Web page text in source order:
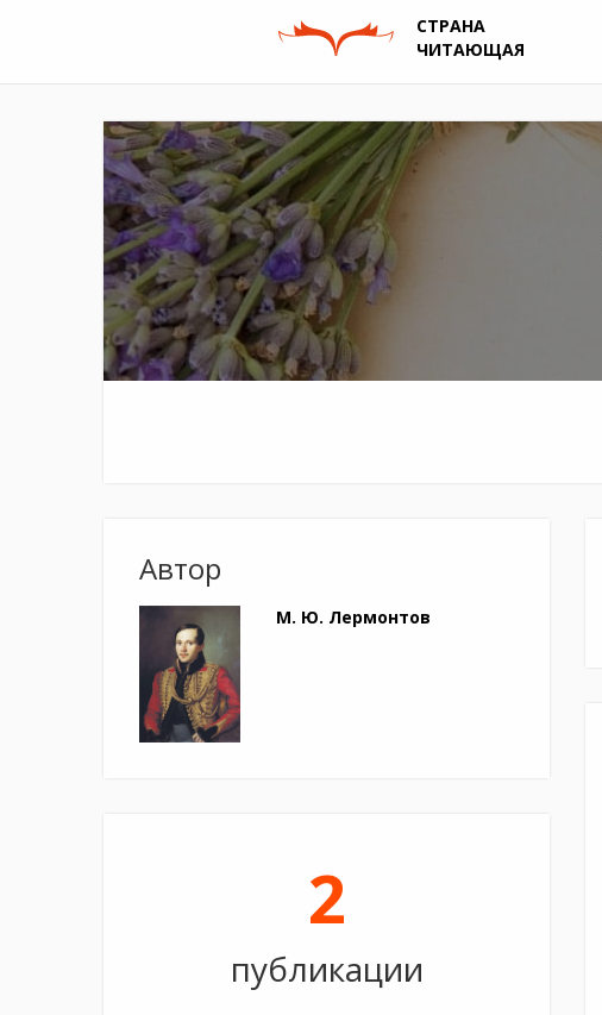
СТРАНА
ЧИТАЮЩАЯ
Автор
М. Ю. Лермонтов
2
публикации